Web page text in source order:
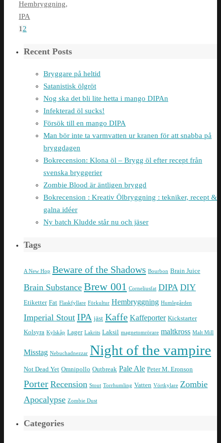
Hembryggning,
IPA
12
Recent Posts
Bryggare på heltid
Satanistisk ölgröt
Nog ska det bli lite hetta i mango DIPAn
Infekterad öl sucks!
Försök till en mango DIPA
Man bör inte ta varmvatten ur kranen för att snabba på
bryggdagen
Bokrecension: Klona öl – Brygg öl efter recept från
svenska bryggerier
Zombie Blood är äntligen bryggd
Bokrecension : Kreativ Ölbryggning : tekniker, recept &
galna idéer
Ny batch Kludde står nu och jäser
Tags
A New Hop Beware of the Shadows Bourbon Brain Juice
Brain Substance Brew 001 Corneliusfat DIPA DIY
Etiketter Fat Flaskfyllare Förkultur Hembryggning Humlegården
Imperial Stout IPA jäst Kaffe Kaffeporter Kickstarter
Kolsyra Kylskåp Lager Lakrits Laksil magnetomrörare maltkross Malt Mill
Misstag Nebuchadnezzar Night of the vampire
Not Dead Yet Omnipollo Outbreak Pale Ale Peter M. Eronson
Porter Recension Stout Torrhumling Vatten Vörtkylare Zombie
Apocalypse Zombie Dust
Categories